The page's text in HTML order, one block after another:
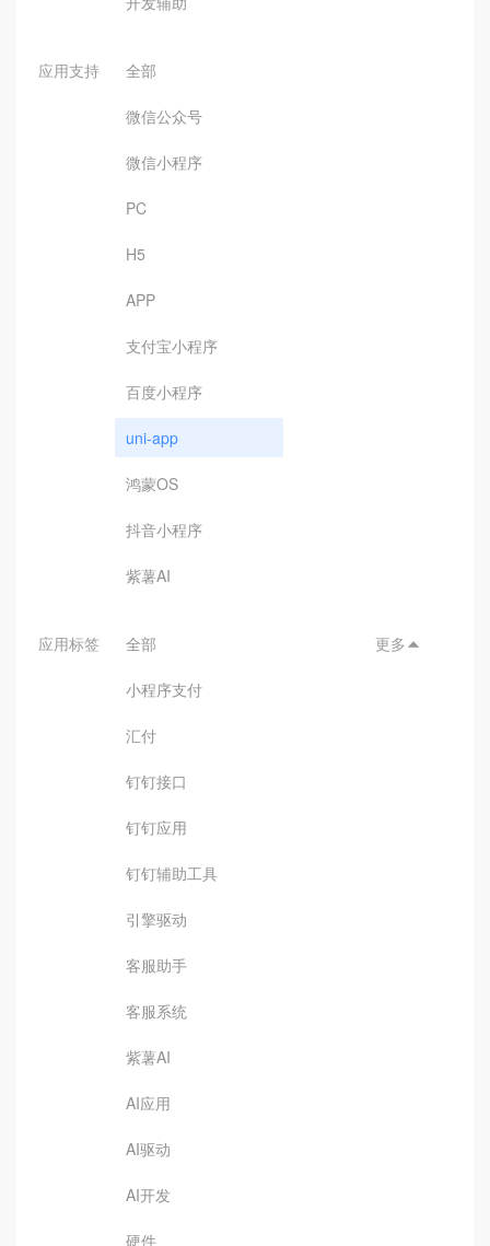
应用支持 全部
微信公众号
微信小程序
PC
H5
APP
支付宝小程序
百度小程序
uni-app
鸿蒙OS
抖音小程序
紫薯AI
应用标签 全部
小程序支付
汇付
钉钉接口
钉钉应用
钉钉辅助工具
引擎驱动
客服助手
客服系统
紫薯AI
AI应用
AI驱动
AI开发
硬件
更多 